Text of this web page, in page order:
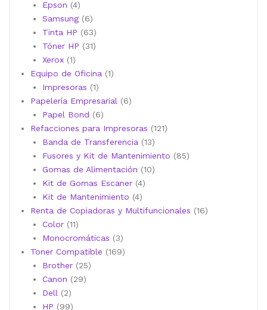
Epson 44
productos
Samsung 66
productos
Tinta HP 6363
productos
Tóner HP 3131
Xerox 11
producto
Equipo de Oficina 11
Impresoras 11
producto
Papelería Empresarial 66
Papel Bond 66
productos
Refacciones para Impresoras 121121
Banda de Transferencia 1313
productos
Fusores y Kit de Mantenimiento 8585
Gomas de Alimentación 1010
Kit de Gomas Escaner 44
Kit de Mantenimiento 44
productos
Renta de Copiadoras y Multifuncionales 1616
Color 1111
productos
Monocromáticas 33
productos
Toner Compatible 169169
Brother 2525
Canon 2929
Dell 22
productos
HP 9999